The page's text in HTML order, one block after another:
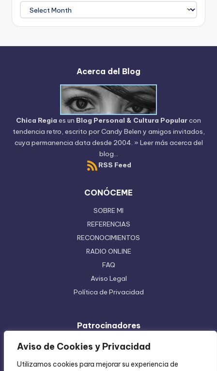
Aviso de Cookies y Privacidad
Utilizamos cookies para mejorar su experiencia de
Archivo
del
Blog
Acerca del Blog
Chica Regia es un Blog Personal & Cultura Popularcon
tendencia retro, escrito porCandy Belen y amigos invitados,
cuya permanencia data desde 2004. » Leer más acerca del
blog...
RSS Feed
CONÓCEME
SOBRE MI
REFERENCIAS
RECONOCIMIENTOS
RADIO ONLINE
FAQ
Aviso Legal
Política de Privacidad
Patrocinadores
Ferretera Centenario de Monterrey
Inyección de Plástico